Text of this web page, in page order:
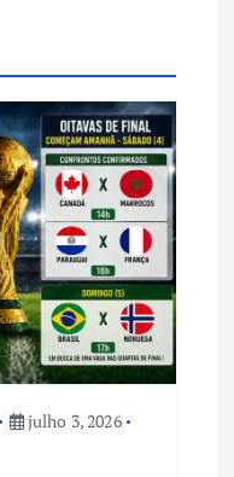
julho 3, 2026